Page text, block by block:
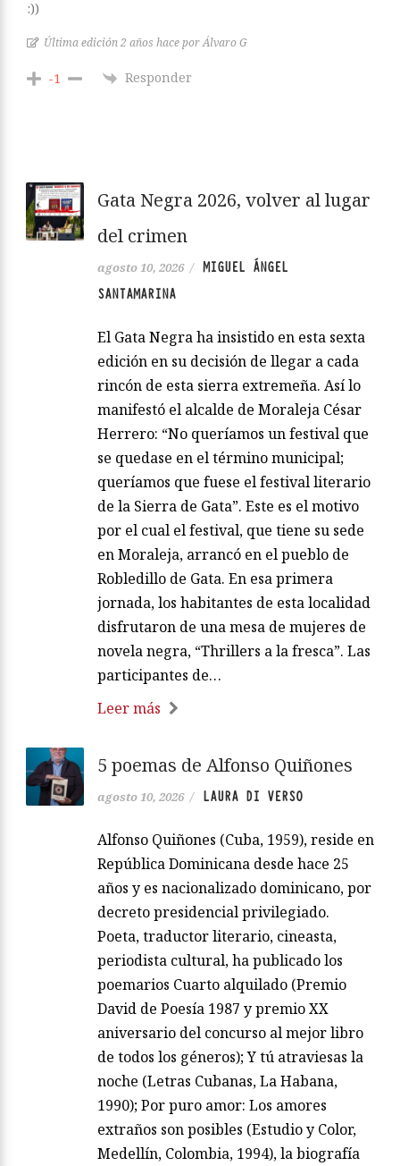
:))
Última edición 2 años hace por Álvaro G
-1 Responder
Gata Negra 2026, volver al lugar
del crimen
agosto 10, 2026 / MIGUEL ÁNGEL
SANTAMARINA
El Gata Negra ha insistido en esta sexta
edición en su decisión de llegar a cada
rincón de esta sierra extremeña. Así lo
manifestó el alcalde de Moraleja César
Herrero: “No queríamos un festival que
se quedase en el término municipal;
queríamos que fuese el festival literario
de la Sierra de Gata”. Este es el motivo
por el cual el festival, que tiene su sede
en Moraleja, arrancó en el pueblo de
Robledillo de Gata. En esa primera
jornada, los habitantes de esta localidad
disfrutaron de una mesa de mujeres de
novela negra, “Thrillers a la fresca”. Las
participantes de…
Leer más
5 poemas de Alfonso Quiñones
agosto 10, 2026 / LAURA DI VERSO
Alfonso Quiñones (Cuba, 1959), reside en
República Dominicana desde hace 25
años y es nacionalizado dominicano, por
decreto presidencial privilegiado.
Poeta, traductor literario, cineasta,
periodista cultural, ha publicado los
poemarios Cuarto alquilado (Premio
David de Poesía 1987 y premio XX
aniversario del concurso al mejor libro
de todos los géneros); Y tú atraviesas la
noche (Letras Cubanas, La Habana,
1990); Por puro amor: Los amores
extraños son posibles (Estudio y Color,
Medellín, Colombia, 1994), la biografía